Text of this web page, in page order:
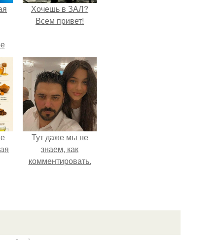
Хочешь в ЗАЛ?
Всем привет!
Тут даже мы не
знаем, как
комментировать.